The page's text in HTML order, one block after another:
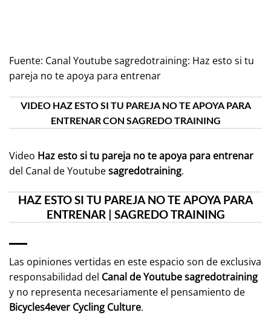
Fuente: Canal Youtube sagredotraining: Haz esto si tu
pareja no te apoya para entrenar
VIDEO HAZ ESTO SI TU PAREJA NO TE APOYA PARA
ENTRENAR CON SAGREDO TRAINING
Video Haz esto si tu pareja no te apoya para entrenar
del Canal de Youtubesagredotraining.
HAZ ESTO SI TU PAREJA NO TE APOYA PARA
ENTRENAR | SAGREDO TRAINING
Las opiniones vertidas en este espacio son de exclusiva
responsabilidad del Canal de Youtubesagredotraining
y no representa necesariamente el pensamiento de
Bicycles4ever Cycling Culture.